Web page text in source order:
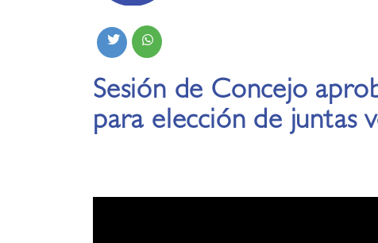
Sesión de Concejo
para elección de juntas